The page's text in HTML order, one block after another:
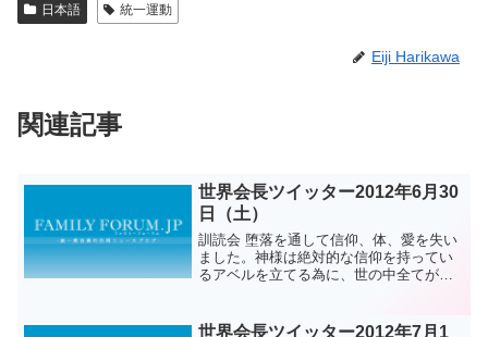
日本語 統一運動
Eiji Harikawa
関連記事
世界会長ツイッター2012年6月30
日（土）
訓読会 堕落を通して信仰、体、愛を失い
ました。神様は絶対的な信仰を持ってい
るアベルを立てる為に、世の中全てが反
時、世の中全部より お前一人が優れてい
世界会長ツイッター2012年7月1